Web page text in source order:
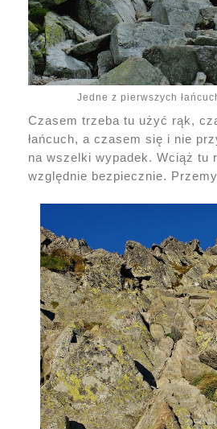
Jedne z pierwszych
Czasem trzeba tu użyć rąk,
łańcuch, a czasem się i nie
na wszelki wypadek. Wciąż tu
względnie bezpiecznie.